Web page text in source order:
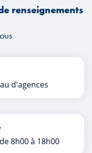
renseignements
d'agences
8h00 à 18h00